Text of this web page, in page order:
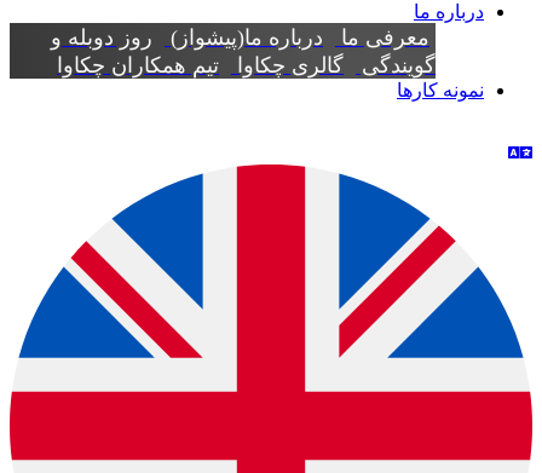
درباره ما
معرفی ما درباره ما(پیشواز)
روز دوبله و
گویندگی گالری چکاوا تیم همکاران چکاوا
نمونه کارها